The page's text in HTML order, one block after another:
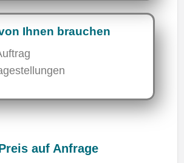
Ihnen brauchen
auf Anfrage